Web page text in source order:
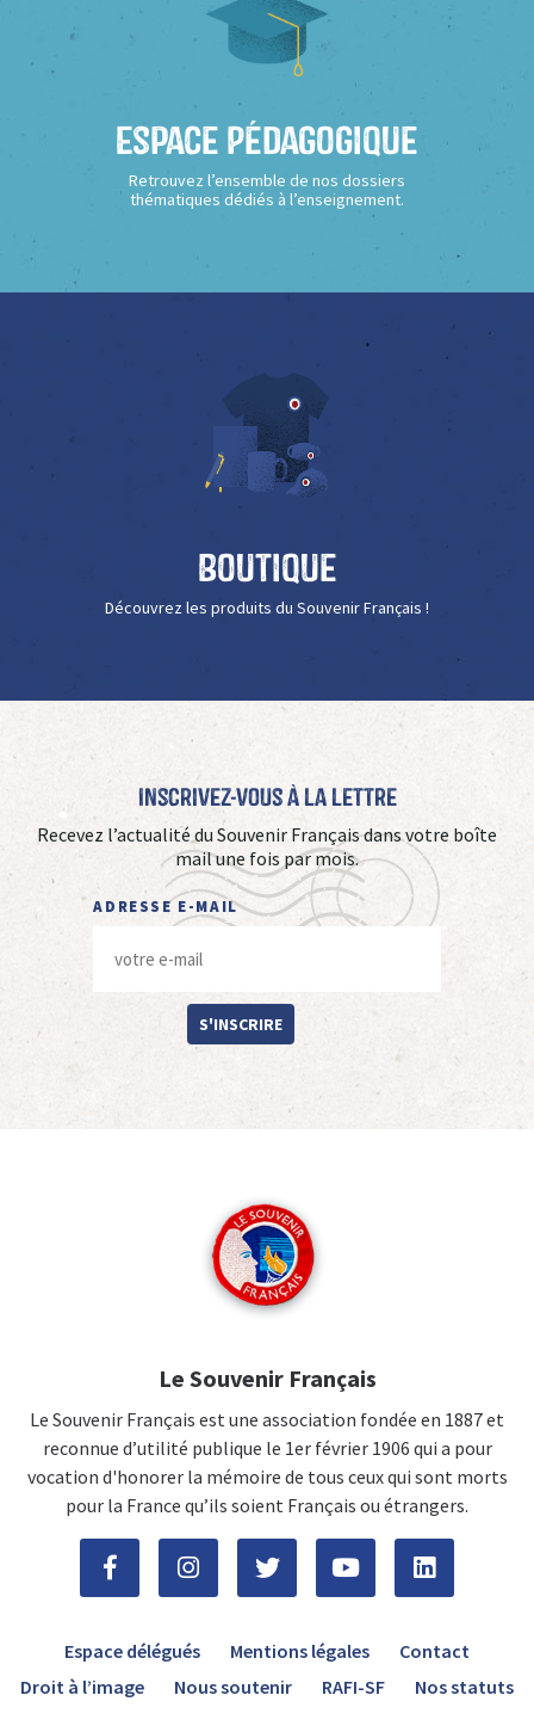
Espace Pédagogique
Retrouvez l’ensemble de nos dossiers
thématiques dédiés à l’enseignement.
Boutique
Découvrez les produits du Souvenir Français !
Inscrivez-vous à La Lettre
Recevez l’actualité du Souvenir Français dans votre boîte
mail une fois par mois.
ADRESSE E-MAIL
S'INSCRIRE
Le Souvenir Français
Le Souvenir Français est une association fondée en 1887 et
reconnue d’utilité publique le 1er février 1906 qui a pour
vocation d'honorer la mémoire de tous ceux qui sont morts
pour la France qu’ils soient Français ou étrangers.
Espace délégués Mentions légales
Contact
Droit à l’image
Nous soutenir RAFI-SF Nos statuts